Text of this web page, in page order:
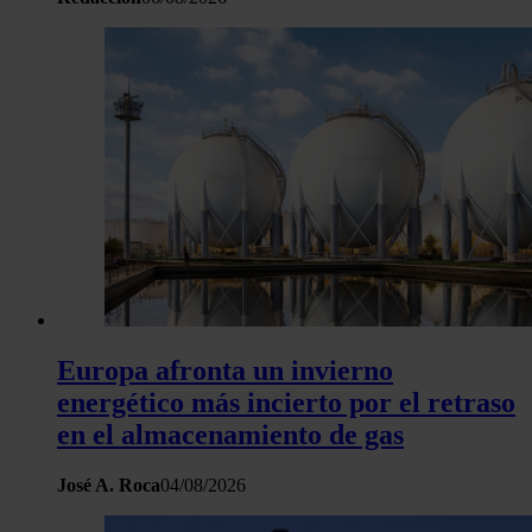
Europa afronta un invierno
energético más incierto por el retraso
en el almacenamiento de gas
José A. Roca04/08/2026